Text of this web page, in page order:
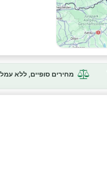
מחירים סופיים, ללא